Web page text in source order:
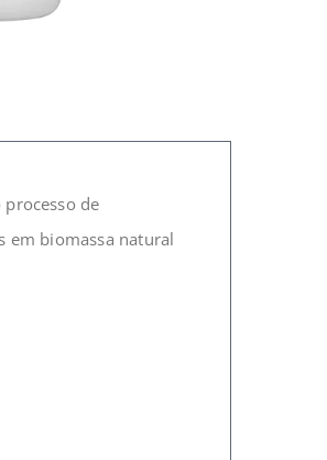
de
em biomassa natural